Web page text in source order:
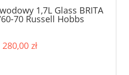
1,7L Glass BRITA
70 Russell Hobbs
280,00 zł